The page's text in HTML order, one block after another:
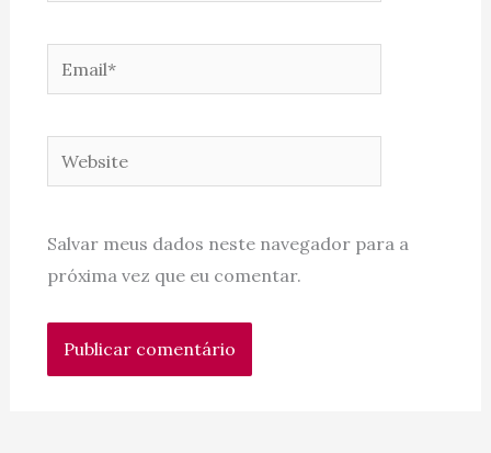
Email*
Website
Salvar meus dados neste navegador para a
próxima vez que eu comentar.